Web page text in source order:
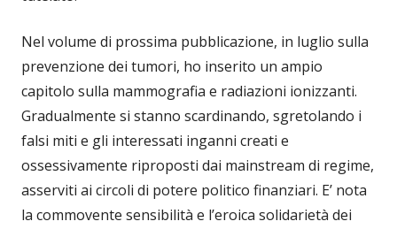
Nel volume di prossima pubblicazione, in luglio sulla
prevenzione dei tumori, ho inserito un ampio
capitolo sulla mammografia e radiazioni ionizzanti.
Gradualmente si stanno scardinando, sgretolando i
falsi miti e gli interessati inganni creati e
ossessivamente riproposti dai mainstream di regime,
asserviti ai circoli di potere politico finanziari. E’ nota
la commovente sensibilità e l’eroica solidarietà dei